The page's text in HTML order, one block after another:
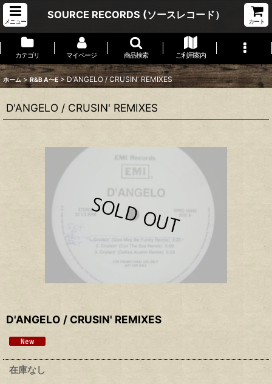
メニュー
SOURCE RECORDS (ソースレコード）
カート
カテゴリ マイページ 商品検索 ご利用案内
ホーム > R&B A〜E > D'ANGELO / CRUSIN' REMIXES
D'ANGELO / CRUSIN' REMIXES
D'ANGELO / CRUSIN' REMIXES
在庫なし